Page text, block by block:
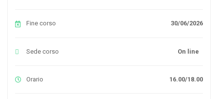
Fine corso 30/06/2026
Sede corso On line
Orario 16.00/18.00